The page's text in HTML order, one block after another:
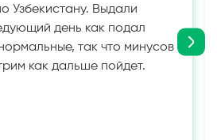
Узбекистану. Выдали
день как подал
так что минусов
как дальше пойдет.